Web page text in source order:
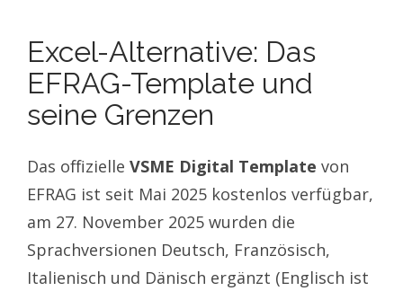
Excel-Alternative: Das
EFRAG-Template und
seine Grenzen
Das offizielle VSME Digital Template von
EFRAG ist seit Mai 2025 kostenlos verfügbar,
am 27. November 2025 wurden die
Sprachversionen Deutsch, Französisch,
Italienisch und Dänisch ergänzt (Englisch ist